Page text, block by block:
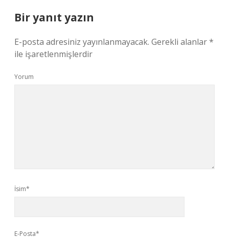
Bir yanıt yazın
E-posta adresiniz yayınlanmayacak. Gerekli alanlar*
ile işaretlenmişlerdir
Yorum
İsim*
E-Posta*